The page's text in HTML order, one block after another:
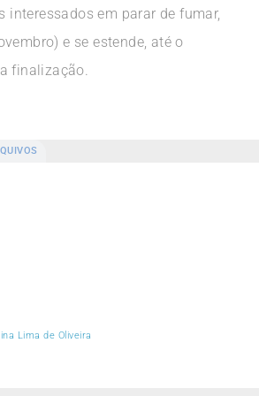
em parar de fumar,
e se estende, até o
finalização.
Lima de Oliveira